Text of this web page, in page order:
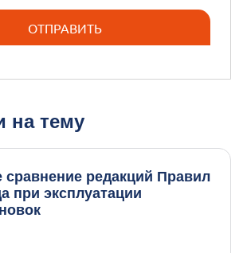
на тему
сравнение редакций Правил
при эксплуатации